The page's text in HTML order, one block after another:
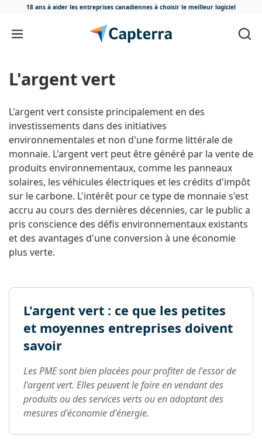
18 ans à aider les entreprises canadiennes à choisir le meilleur logiciel
Passer au contenu
L'argent vert
L'argent vert consiste principalement en des
investissements dans des initiatives
environnementales et non d'une forme littérale de
monnaie. L'argent vert peut être généré par la vente de
produits environnementaux, comme les panneaux
solaires, les véhicules électriques et les crédits d'impôt
sur le carbone. L'intérêt pour ce type de monnaie s'est
accru au cours des dernières décennies, car le public a
pris conscience des défis environnementaux existants
et des avantages d'une conversion à une économie
plus verte.
L'argent vert : ce que les petites
et moyennes entreprises doivent
savoir
Les PME sont bien placées pour profiter de l'essor de
l'argent vert. Elles peuvent le faire en vendant des
produits ou des services verts ou en adoptant des
mesures d'économie d'énergie.